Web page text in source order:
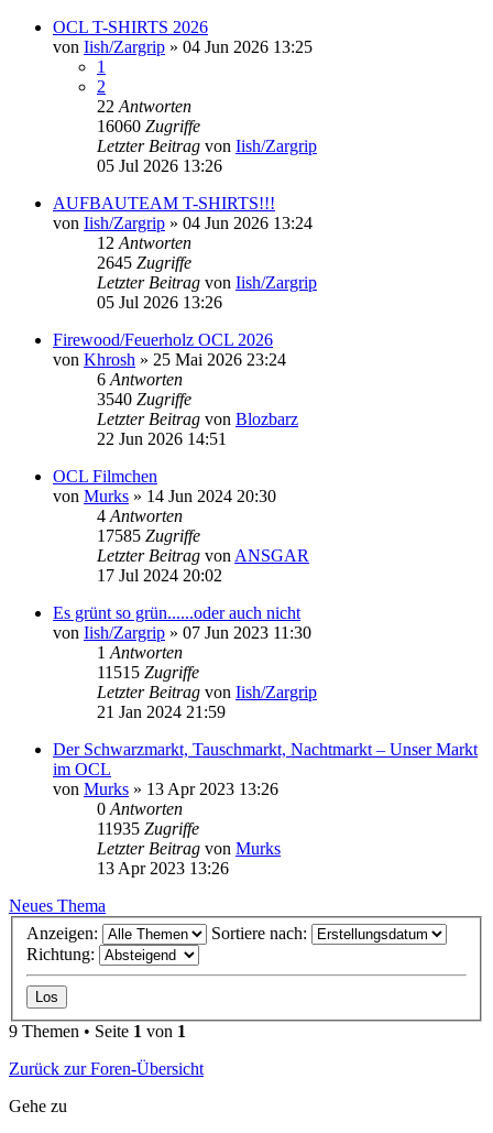
OCL T-SHIRTS 2026
von Iish/Zargrip » 04 Jun 2026 13:25
1
2
22 Antworten
16060 Zugriffe
Letzter Beitrag von Iish/Zargrip
05 Jul 2026 13:26
AUFBAUTEAM T-SHIRTS!!!
von Iish/Zargrip » 04 Jun 2026 13:24
12 Antworten
2645 Zugriffe
Letzter Beitrag von Iish/Zargrip
05 Jul 2026 13:26
Firewood/Feuerholz OCL 2026
von Khrosh » 25 Mai 2026 23:24
6 Antworten
3540 Zugriffe
Letzter Beitrag von Blozbarz
22 Jun 2026 14:51
OCL Filmchen
von Murks » 14 Jun 2024 20:30
4 Antworten
17585 Zugriffe
Letzter Beitrag von ANSGAR
17 Jul 2024 20:02
Es grünt so grün......oder auch nicht
von Iish/Zargrip » 07 Jun 2023 11:30
1 Antworten
11515 Zugriffe
Letzter Beitrag von Iish/Zargrip
21 Jan 2024 21:59
Der Schwarzmarkt, Tauschmarkt, Nachtmarkt – Unser Markt
im OCL
von Murks » 13 Apr 2023 13:26
0 Antworten
11935 Zugriffe
Letzter Beitrag von Murks
13 Apr 2023 13:26
Neues Thema
Anzeigen:
Sortiere nach:
Richtung:
9 Themen • Seite 1 von 1
Zurück zur Foren-Übersicht
Gehe zu